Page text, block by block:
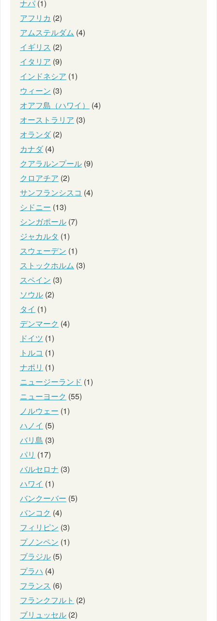
ナパ (1)
アフリカ (2)
アムステルダム (4)
イギリス (2)
イタリア (9)
インドネシア (1)
ウィーン (3)
オアフ島（ハワイ）
(4)
オーストラリア (3)
オランダ(2)
カナダ(4)
クアラルンプール (9)
クロアチア (2)
サンフランシスコ (4)
シドニー (13)
シンガポール (7)
ジャカルタ (1)
スウェーデン (1)
ストックホルム (3)
スペイン (3)
ソウル (2)
タイ (1)
デンマーク (4)
ドイツ (1)
トルコ (1)
ナポリ (1)
ニュージーランド (1)
ニューヨーク (55)
ノルウェー (1)
ハノイ (5)
バリ島 (3)
パリ (17)
バルセロナ (3)
ハワイ (1)
バンクーバー (5)
バンコク (4)
フィリピン (3)
プノンペン (1)
ブラジル (5)
プラハ (4)
フランス (6)
フランクフルト (2)
ブリュッセル (2)